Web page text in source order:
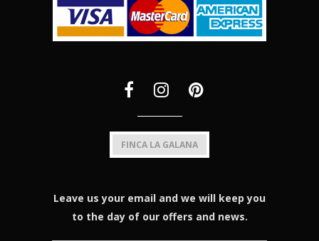
FINCA LA GALANA
Leave us your email and we will keep you
to the day of our offers and news.